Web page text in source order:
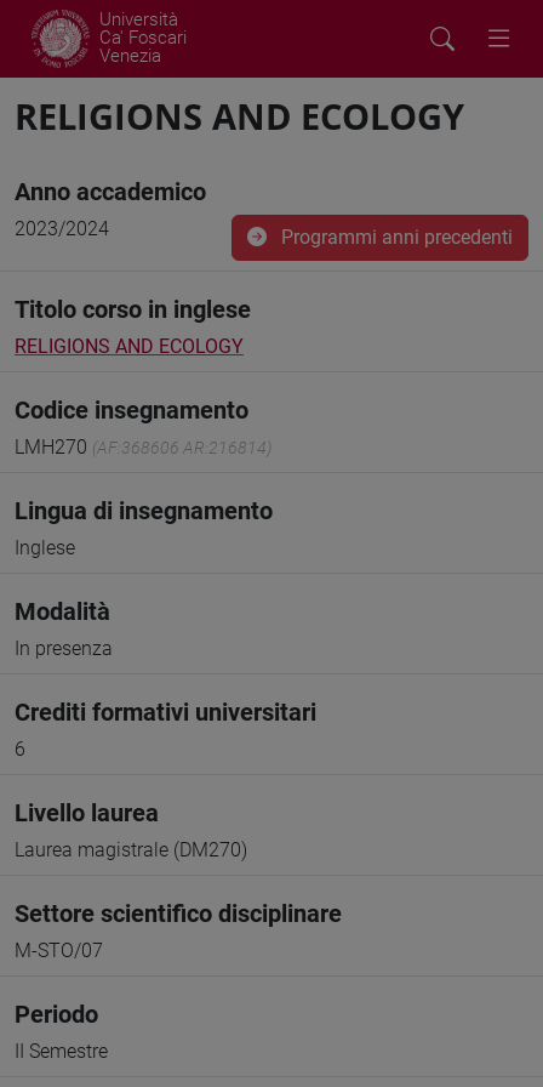
Università
Ca' Foscari
Venezia
RELIGIONS AND ECOLOGY
Anno accademico
2023/2024 Programmi anni precedenti
Titolo corso in inglese
RELIGIONS AND ECOLOGY
Codice insegnamento
LMH270 (AF:368606 AR:216814)
Lingua di insegnamento
Inglese
Modalità
In presenza
Crediti formativi universitari
6
Livello laurea
Laurea magistrale (DM270)
Settore scientifico disciplinare
M-STO/07
Periodo
II Semestre